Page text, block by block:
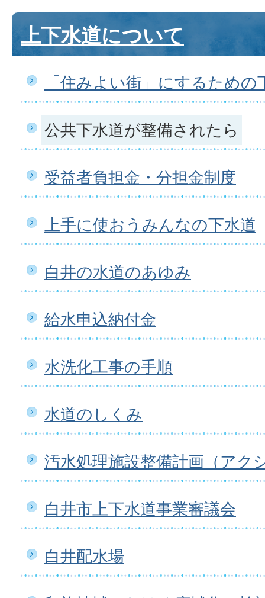
上下水道について
「住みよい街」にするための
公共下水道が整備されたら
受益者負担金・分担金制度
上手に使おうみんなの下水道
白井の水道のあゆみ
給水申込納付金
水洗化工事の手順
水道のしくみ
汚水処理施設整備計画（アク
白井市上下水道事業審議会
白井配水場